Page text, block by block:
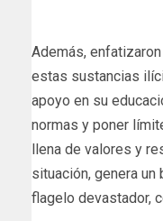
Además,
estas sustancias
apoyo en su
normas y poner
llena de valores y
situación, genera un
flagelo devastador,